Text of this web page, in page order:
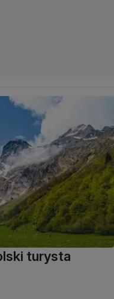
turysta